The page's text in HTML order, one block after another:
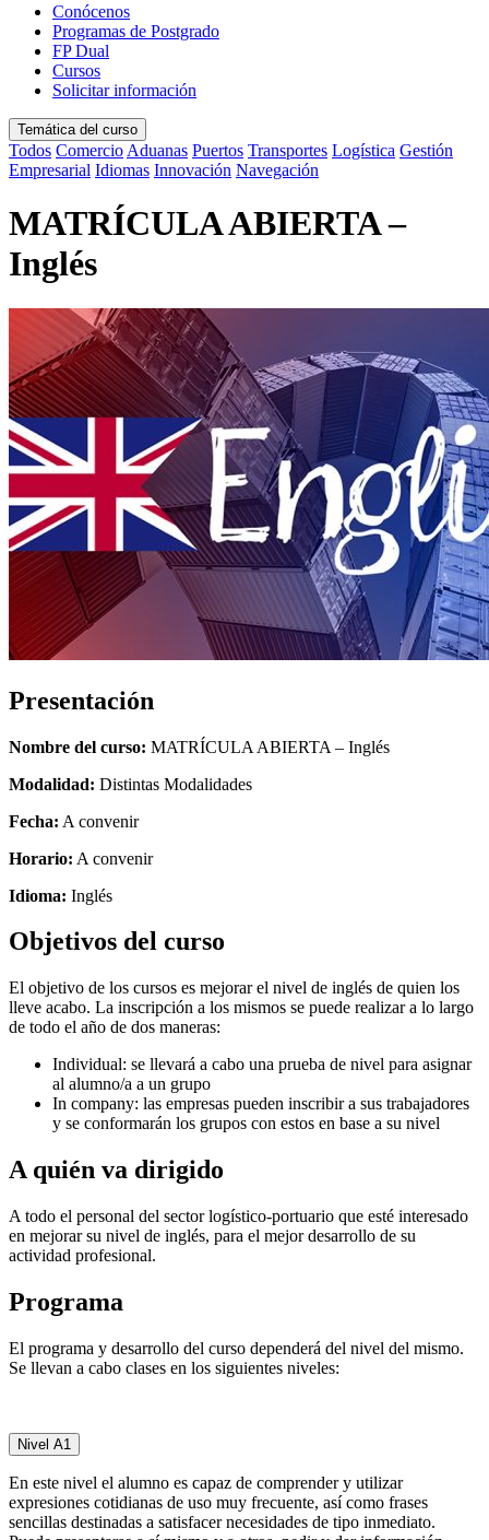
Conócenos
Programas de Postgrado
FP Dual
Cursos
Solicitar información
Temática del curso
Todos Comercio Aduanas Puertos Transportes Logística Gestión
Empresarial Idiomas Innovación Navegación
MATRÍCULA ABIERTA –
Inglés
Presentación
Nombre del curso: MATRÍCULA ABIERTA – Inglés
Modalidad: Distintas Modalidades
Fecha: A convenir
Horario: A convenir
Idioma: Inglés
Objetivos del curso
El objetivo de los cursos es mejorar el nivel de inglés de quien los
lleve acabo. La inscripción a los mismos se puede realizar a lo largo
de todo el año de dos maneras:
Individual: se llevará a cabo una prueba de nivel para asignar
al alumno/a a un grupo
In company: las empresas pueden inscribir a sus trabajadores
y se conformarán los grupos con estos en base a su nivel
A quién va dirigido
A todo el personal del sector logístico-portuario que esté interesado
en mejorar su nivel de inglés, para el mejor desarrollo de su
actividad profesional.
Programa
El programa y desarrollo del curso dependerá del nivel del mismo.
Se llevan a cabo clases en los siguientes niveles:
Nivel A1
En este nivel el alumno es capaz de comprender y utilizar
expresiones cotidianas de uso muy frecuente, así como frases
sencillas destinadas a satisfacer necesidades de tipo inmediato.